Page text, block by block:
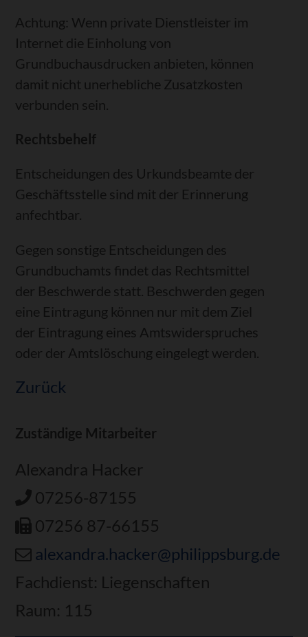
Achtung: Wenn private Dienstleister im
Internet die Einholung von
Grundbuchausdrucken anbieten, können
damit nicht unerhebliche Zusatzkosten
verbunden sein.
Rechtsbehelf
Entscheidungen des Urkundsbeamte der
Geschäftsstelle sind mit der Erinnerung
anfechtbar.
Gegen sonstige Entscheidungen des
Grundbuchamts findet das Rechtsmittel
der Beschwerde statt. Beschwerden gegen
eine Eintragung können nur mit dem Ziel
der Eintragung eines Amtswiderspruches
oder der Amtslöschung eingelegt werden.
Zurück
Zuständige Mitarbeiter
Alexandra Hacker
07256-87155
07256 87-66155
alexandra.hacker@philippsburg.de
Fachdienst: Liegenschaften
Raum: 115